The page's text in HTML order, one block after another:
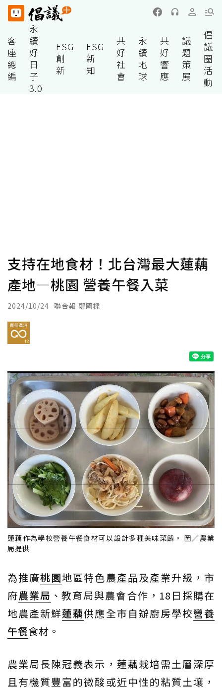
客
座
總
編
永
續
好
日
子
3.0
ESG
創
新
ESG
新
知
共
好
社
會
永
續
地
球
共
好
響
應
議
題
策
展
倡
議
圈
活
動
支持在地食材！北台灣最大蓮藕
產地—桃園 營養午餐入菜
2024/10/24 聯合報 鄭國樑
蓮藕作為學校營養午餐食材可以設計多種美味菜餚。 圖／農業
局提供
為推廣桃園地區特色農產品及產業升級，市
府農業局 、教育局與農會合作，18日採購在
地農產新鮮蓮藕供應全市自辦廚房學校營養
午餐食材。
農業局長陳冠義表示，蓮藕栽培需土層深厚
且有機質豐富的微酸或近中性的粘質土壤，